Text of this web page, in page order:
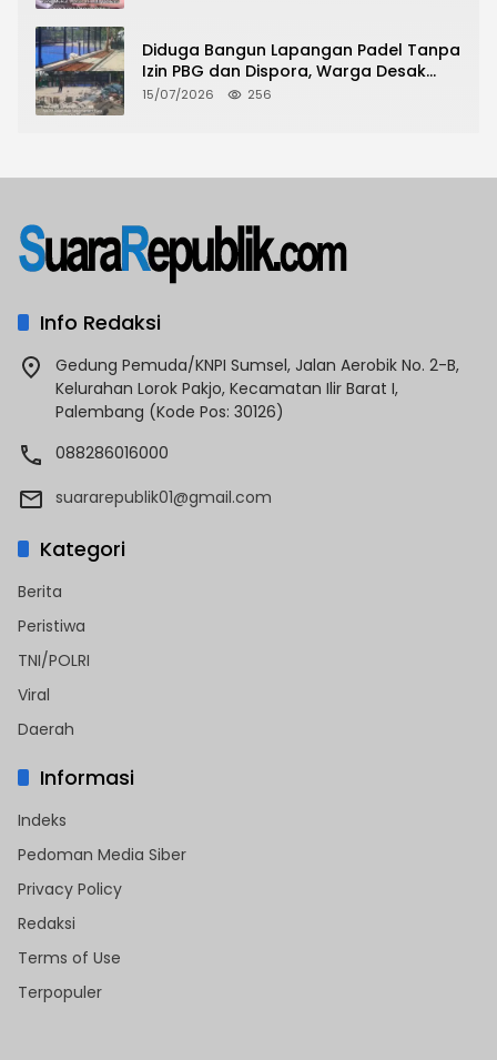
Diduga Bangun Lapangan Padel Tanpa
Izin PBG dan Dispora, Warga Desak
CKTRP dan Dispora Jakarta Barat
15/07/2026 256
Info Redaksi
Gedung Pemuda/KNPI Sumsel, Jalan Aerobik No. 2-B,
Kelurahan Lorok Pakjo, Kecamatan Ilir Barat I,
Palembang (Kode Pos: 30126)
088286016000
suararepublik01@gmail.com
Kategori
Berita
Peristiwa
TNI/POLRI
Viral
Daerah
Informasi
Indeks
Pedoman Media Siber
Privacy Policy
Redaksi
Terms of Use
Terpopuler